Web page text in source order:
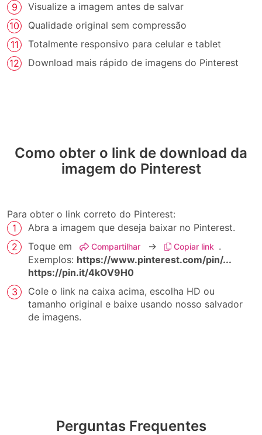
Visualize a imagem antes de salvar
Qualidade original sem compressão
Totalmente responsivo para celular e tablet
Download mais rápido de imagens do Pinterest
Como obter o link de download da
imagem do Pinterest
Para obter o link correto do Pinterest:
Abra a imagem que deseja baixar no Pinterest.
Toque em
Compartilhar → Copiar link .
Exemplos: https://www.pinterest.com/pin/...
https://pin.it/4kOV9H0
Cole o link na caixa acima, escolha HD ou
tamanho original e baixe usando nosso salvador
de imagens.
Perguntas Frequentes